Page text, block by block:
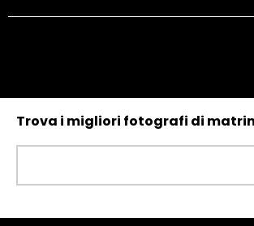
Trova i migliori fotografi di